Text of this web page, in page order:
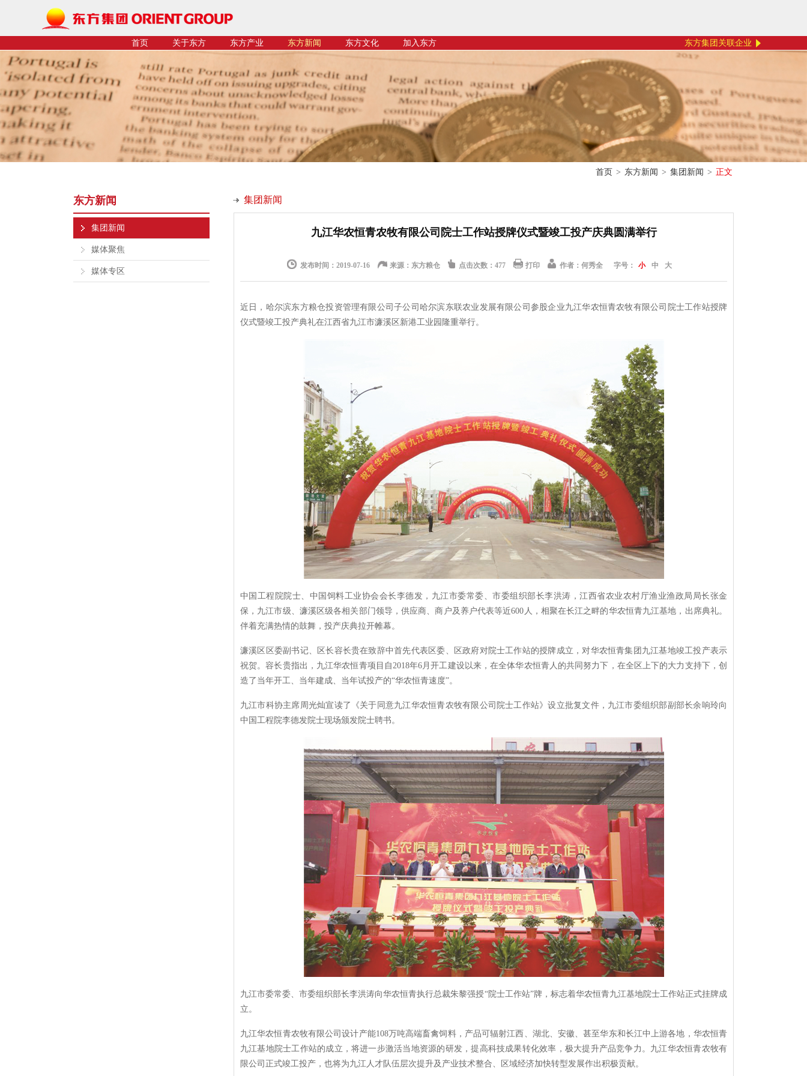
首页 关于东方 东方产业 东方新闻 东方文化 加入东方 东方集团关联企业
首页 > 东方新闻 > 集团新闻 > 正文
东方新闻
集团新闻
媒体聚焦
媒体专区
集团新闻
九江华农恒青农牧有限公司院士工作站授牌仪式暨竣工投产庆典圆满举行
发布时间：2019-07-16 来源：东方粮仓 点击次数： 477 打印 作者：何秀全 字号： 小 中 大
近日，哈尔滨东方粮仓投资管理有限公司子公司哈尔滨东联农业发展有限公司参股企业九江华农恒青农牧有限公司院士工作站授牌
仪式暨竣工投产典礼在江西省九江市濂溪区新港工业园隆重举行。
中国工程院院士、中国饲料工业协会会长李德发，九江市委常委、市委组织部长李洪涛，江西省农业农村厅渔业渔政局局长张金
保，九江市级、濂溪区级各相关部门领导，供应商、商户及养户代表等近600人，相聚在长江之畔的华农恒青九江基地，出席典礼。
伴着充满热情的鼓舞，投产庆典拉开帷幕。
濂溪区区委副书记、区长容长贵在致辞中首先代表区委、区政府对院士工作站的授牌成立，对华农恒青集团九江基地竣工投产表示
祝贺。容长贵指出，九江华农恒青项目自2018年6月开工建设以来，在全体华农恒青人的共同努力下，在全区上下的大力支持下，创
造了当年开工、当年建成、当年试投产的“华农恒青速度”。
九江市科协主席周光灿宣读了《关于同意九江华农恒青农牧有限公司院士工作站》设立批复文件，九江市委组织部副部长余响玲向
中国工程院李德发院士现场颁发院士聘书。
九江市委常委、市委组织部长李洪涛向华农恒青执行总裁朱黎强授“院士工作站”牌，标志着华农恒青九江基地院士工作站正式挂牌成
立。
九江华农恒青农牧有限公司设计产能108万吨高端畜禽饲料，产品可辐射江西、湖北、安徽、甚至华东和长江中上游各地，华农恒青
九江基地院士工作站的成立，将进一步激活当地资源的研发，提高科技成果转化效率，极大提升产品竞争力。九江华农恒青农牧有
限公司正式竣工投产，也将为九江人才队伍层次提升及产业技术整合、区域经济加快转型发展作出积极贡献。